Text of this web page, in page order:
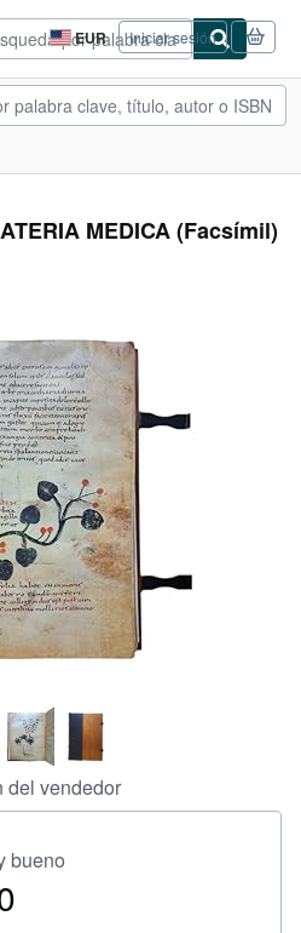
EUR
Preferencias
de
compra
del
Iniciar sesión
MEDICA (Facsímil)
del vendedor
bueno